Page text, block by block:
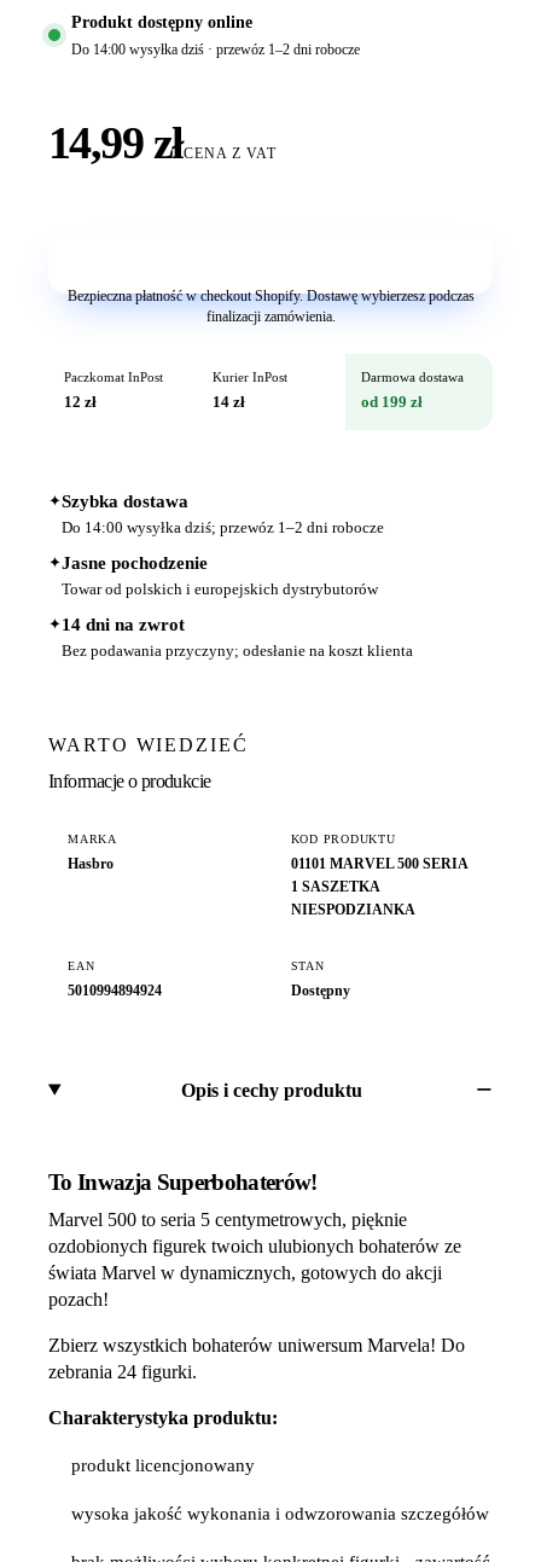
Produkt dostępny online
Do 14:00 wysyłka dziś · przewóz 1–2 dni robocze
14,99 złCENA Z VAT
Bezpieczna płatność w checkout Shopify. Dostawę wybierzesz podczas
finalizacji zamówienia.
Paczkomat InPost
12 zł
Kurier InPost
14 zł
Darmowa dostawa
od 199 zł
✦Szybka dostawa
Do 14:00 wysyłka dziś; przewóz 1–2 dni robocze
✦Jasne pochodzenie
Towar od polskich i europejskich dystrybutorów
✦14 dni na zwrot
Bez podawania przyczyny; odesłanie na koszt klienta
WARTO WIEDZIEĆ
Informacje o produkcie
MARKA
Hasbro
KOD PRODUKTU
01101 MARVEL 500 SERIA
1 SASZETKA
NIESPODZIANKA
EAN
5010994894924
STAN
Dostępny
Opis i cechy produktu
To Inwazja Superbohaterów!
Marvel 500 to seria 5 centymetrowych, pięknie
ozdobionych figurek twoich ulubionych bohaterów ze
świata Marvel w dynamicznych, gotowych do akcji
pozach!
Zbierz wszystkich bohaterów uniwersum Marvela! Do
zebrania 24 figurki.
Charakterystyka produktu:
produkt licencjonowany
wysoka jakość wykonania i odwzorowania szczegółów